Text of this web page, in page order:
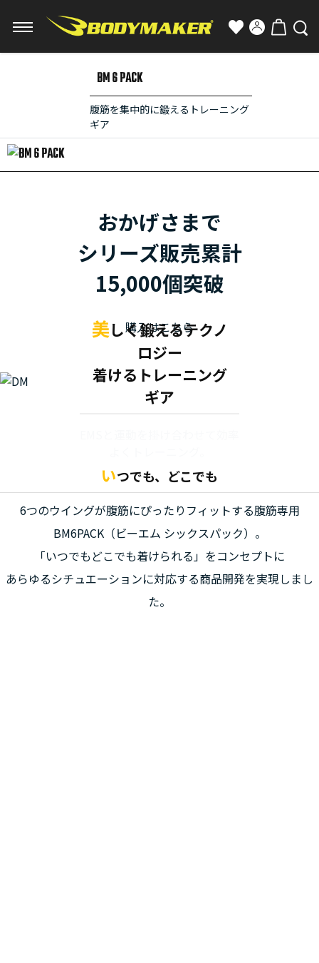
BM 6 PACK
腹筋を集中的に鍛えるトレーニング
ギア
おかげさまで
シリーズ販売累計
15,000個突破
購入はこちら
美しく鍛えるテクノ
ロジー
着けるトレーニング
ギア
いつでも、どこでも
6つのウイングが腹筋にぴったりフィットする腹筋専用
BM6PACK（ビーエム シックスパック）。
「いつでもどこでも着けられる」をコンセプトに
あらゆるシチュエーションに対応する商品開発を実現しまし
た。